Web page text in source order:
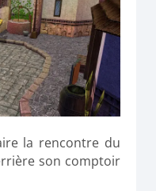
la rencontre du
son comptoir